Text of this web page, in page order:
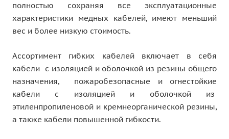
полностью сохраняя все эксплуатационные
характеристики медных кабелей, имеют меньший
вес и более низкую стоимость.
Ассортимент гибких кабелей включает в себя
кабели с изоляцией и оболочкой из резины общего
назначения, пожаробезопасные и огнестойкие
кабели с изоляцией и оболочкой из
этиленпропиленовой и кремнеорганической резины,
а также кабели повышенной гибкости.